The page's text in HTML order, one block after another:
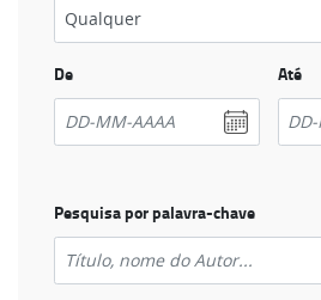
De Até
Pesquisa por palavra-chave